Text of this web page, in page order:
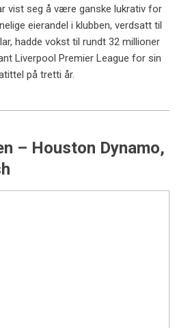
vist seg å være ganske lukrativ for
eierandel i klubben, verdsatt til
hadde vokst til rundt 32 millioner
Liverpool Premier League for sin
på tretti år.
– Houston Dynamo,